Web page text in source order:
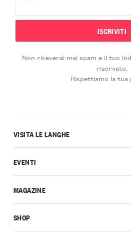
Non riceverai mai spam e il tuo
riservato.
Rispettiamo la tua
VISITA LE LANGHE
EVENTI
MAGAZINE
SHOP